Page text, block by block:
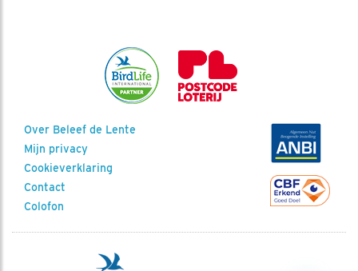
Over Beleef de Lente
Mijn privacy
Cookieverklaring
Contact
Colofon